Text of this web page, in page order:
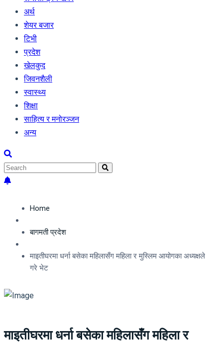
अर्थ
शेयर बजार
टिभी
प्रदेश
खेलकुद
जिवनशैली
स्वास्थ्य
शिक्षा
साहित्य र मनोरञ्जन
अन्य
Home
बागमती प्रदेश
माइतीघरमा धर्ना बसेका महिलासँग महिला र मुस्लिम आयोगका अध्‍यक्षले
गरे भेट
माइतीघरमा धर्ना बसेका महिलासँग महिला र